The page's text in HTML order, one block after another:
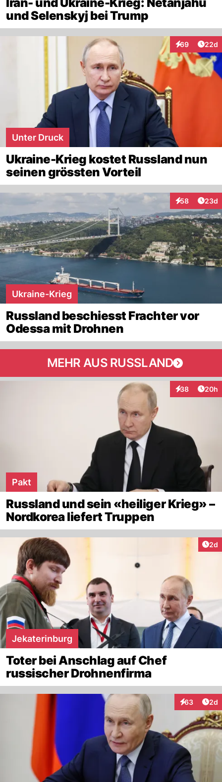
und Selenskyj bei Trump
69
Interaktionen
22d
Unter Druck
Ukraine-Krieg kostet Russland nun
seinen grössten Vorteil
58
Interaktionen
23d
Ukraine-Krieg
Russland beschiesst Frachter vor
Odessa mit Drohnen
MEHR AUS RUSSLAND
38
Interaktionen
20h
Pakt
Russland und sein «heiliger Krieg» –
Nordkorea liefert Truppen
2d
Jekaterinburg
Toter bei Anschlag auf Chef
russischer Drohnenfirma
63
Interaktionen
2d